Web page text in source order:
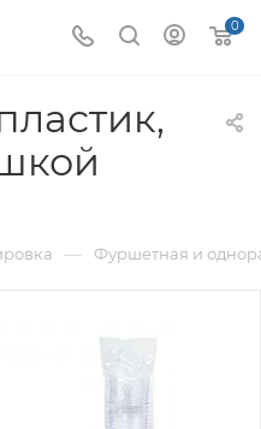
0
— Фуршетная и